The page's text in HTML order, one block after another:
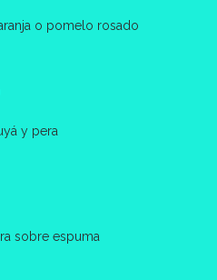
o pomelo rosado
y pera
sobre espuma